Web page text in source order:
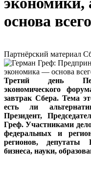
основа
Партнёрский материал
Третий день
экономического
завтрак Сбера. Тема
есть ли
Президент,
Греф. Участниками
федеральных и
регионов, депутаты
бизнеса, науки,